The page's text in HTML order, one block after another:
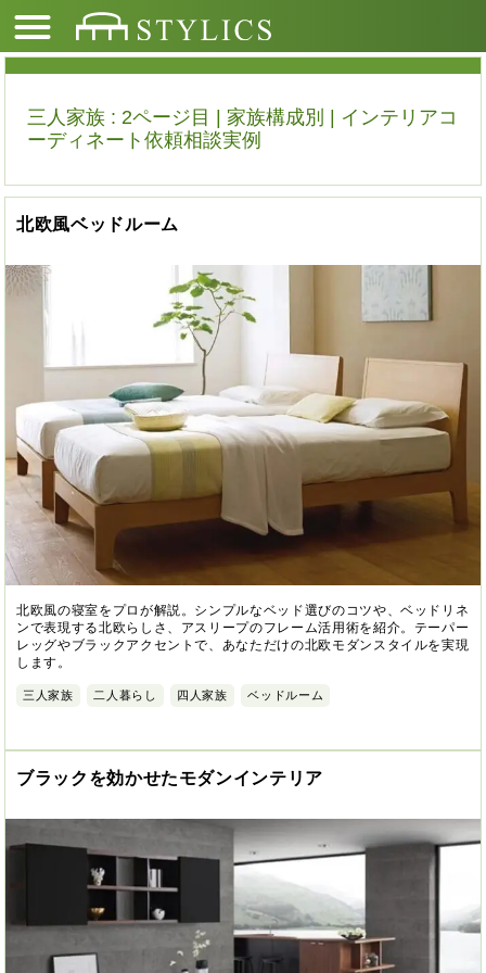
三人家族 : 2ページ目 | 家族構成別 | インテリアコ
ーディネート依頼相談実例
北欧風ベッドルーム
北欧風の寝室をプロが解説。シンプルなベッド選びのコツや、ベッドリネ
ンで表現する北欧らしさ、アスリープのフレーム活用術を紹介。テーパー
レッグやブラックアクセントで、あなただけの北欧モダンスタイルを実現
します。
三人家族 二人暮らし 四人家族 ベッドルーム
ブラックを効かせたモダンインテリア